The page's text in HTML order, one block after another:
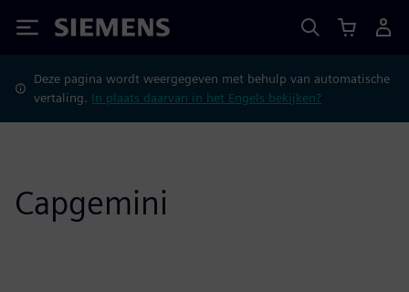
Siemens
Deze pagina wordt weergegeven met behulp van automatische
vertaling. In plaats daarvan in het Engels bekijken?
Capgemini